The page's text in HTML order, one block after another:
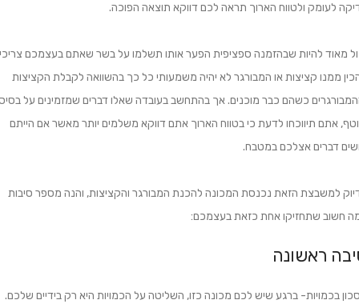
לעומק ולטווח הארוך תראה לכם דווקא תוצאה הפוכה.
מאוד להיות שבהזמנה ספציפית הפער אותו תשלמו על בשר שאתם בעצמכם
ממנו קציצות או המבורגר לא יהיה משמעותי כל כך בהשוואה לקבלת הקציצות
כשהם כבר מוכנים. אך בהתחשב בעובדה שאלו דברים שמזמינים על
אתם תיווכחו לדעת כי בטווח הארוך אתם דווקא משלמים יותר מאשר אם הייתם
דברים אצלכם במטבח.
למשבצת הזאת נכנסת המכונה להכנת המבורגר והקציצות, והנה מספר סיבות
חשוב שתחזיקו אחת כזאת בעצמכם:
ראשונה
בכמויות- ברגע שיש לכם מכונה כזו, השליטה על הכמויות היא רק בידיים שלכם.